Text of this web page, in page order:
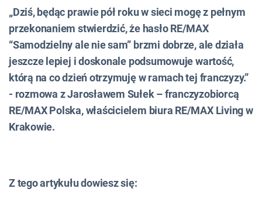
„Dziś, będąc prawie pół roku w sieci mogę z pełnym
przekonaniem stwierdzić, że hasło RE/MAX
“Samodzielny ale nie sam” brzmi dobrze, ale działa
jeszcze lepiej i doskonale podsumowuje wartość,
którą na co dzień otrzymuję w ramach tej franczyzy.”
- rozmowa z Jarosławem Sułek – franczyzobiorcą
RE/MAX Polska, właścicielem biura RE/MAX Living w
Krakowie.
Z tego artykułu dowiesz się: